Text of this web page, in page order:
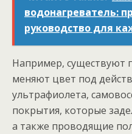
водонагреватель:
руководство для
Например, существуют
меняют цвет под
ультрафиолета,
покрытия, которые
а также проводящие